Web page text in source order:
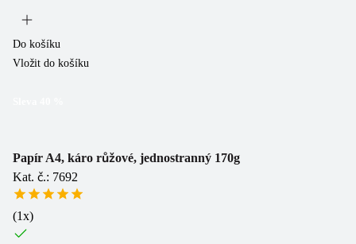
Do košíku
Vložit do košíku
Papír A4, káro růžové, jednostranný 170g
Kat. č.: 7692
(1x)